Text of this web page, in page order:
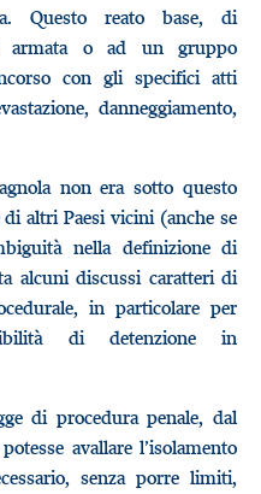
Questo reato base, di
armata o ad un gruppo
con gli specifici atti
danneggiamento,
non era sotto questo
altri Paesi vicini (anche se
nella definizione di
alcuni discussi caratteri di
in particolare per
di detenzione in
di procedura penale, dal
avallare l’isolamento
senza porre limiti,